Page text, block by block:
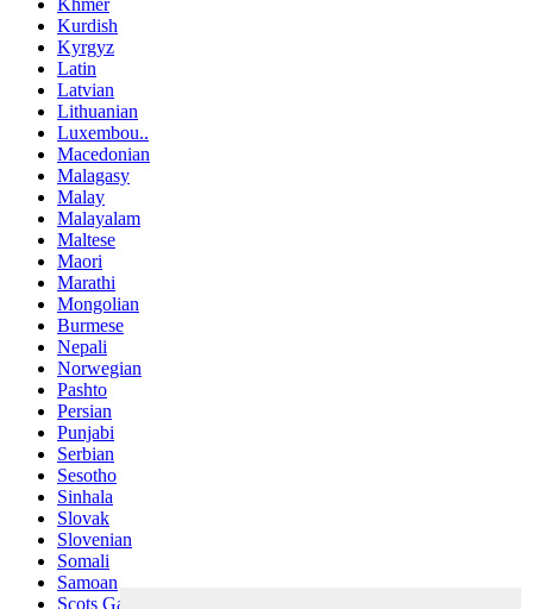
Khmer
Kurdish
Kyrgyz
Latin
Latvian
Lithuanian
Luxembou..
Macedonian
Malagasy
Malay
Malayalam
Maltese
Maori
Marathi
Mongolian
Burmese
Nepali
Norwegian
Pashto
Persian
Punjabi
Serbian
Sesotho
Sinhala
Slovak
Slovenian
Somali
Samoan
Scots Gaelic